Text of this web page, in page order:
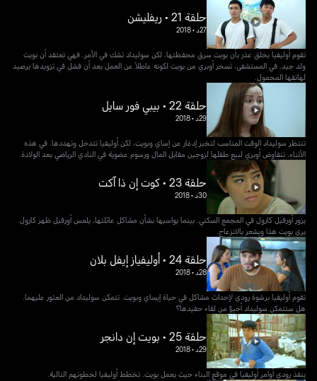
حلقة 21 • ريفليشن
27د •
2018
تقوم أوليفيا بخلق عذر بأن بويت سرق محفظتها، لكن سوليداد تشك في الأمر. فهي تعتقد أن بويت
ولد جيد. في المستشفى، تسخر أوبري من بويت لكونه عاطلاً عن العمل بعد أن فشل في تزويدها برصيد
لهاتفها المحمول.
حلقة 22 • بيبي فور سايل
29د •
2018
تنتظر سوليداد الوقت المناسب لتخبر إدغار عن إساي وبويت، لكن أوليفيا تتدخل وتهددها. في هذه
الأثناء، تتفاوض أوبري لبيع طفلها لزوجين مقابل المال ورسوم عضوية في النادي الرياضي بعد الولادة.
حلقة 23 • كوت إن ذا آكت
30د •
2018
يزور أورفيل كارول في المجمع السكني. بينما يواسيها بشأن مشاكل عائلتها، يلمس أورفيل ظهر كارول.
يرى بويت هذا ويشعر بالانزعاج.
حلقة 24 • أوليفياز إيفل بلان
28د •
2018
تقوم أوليفيا برشوة رودي لإحداث مشاكل في حياة إيساي وبويت. تتمكن سوليداد من العثور عليهما.
هل ستتمكن سوليداد أخيرًا من لقاء حفيدها؟
حلقة 25 • بويت إن دانجر
29د •
2018
ينفذ رودي أوامر أوليفيا في موقع البناء حيث يعمل بويت. تخطط أوليفيا لخطوتهم التالية.